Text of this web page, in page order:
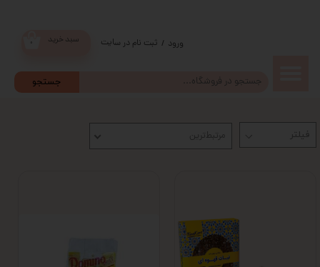
جستجو
سبد خرید ورود / ثبت نام در سایت
تغییر گذر مرتبط‌ترین